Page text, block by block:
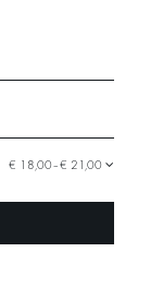
€ 18,00–€ 21,00